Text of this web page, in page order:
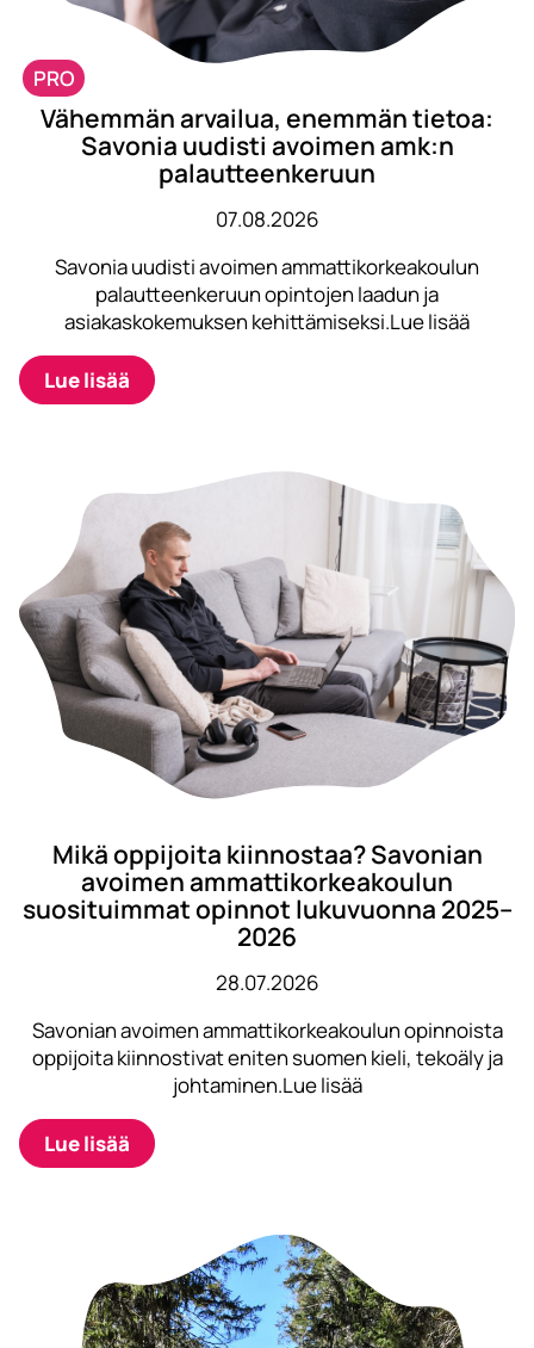
PRO
Vähemmän arvailua, enemmän tietoa:
Savonia uudisti avoimen amk:n
palautteenkeruun
07.08.2026
Savonia uudisti avoimen ammattikorkeakoulun
palautteenkeruun opintojen laadun ja
asiakaskokemuksen kehittämiseksi.Lue lisää
Lue lisää
Mikä oppijoita kiinnostaa? Savonian
avoimen ammattikorkeakoulun
suosituimmat opinnot lukuvuonna 2025–
2026
28.07.2026
Savonian avoimen ammattikorkeakoulun opinnoista
oppijoita kiinnostivat eniten suomen kieli, tekoäly ja
johtaminen.Lue lisää
Lue lisää